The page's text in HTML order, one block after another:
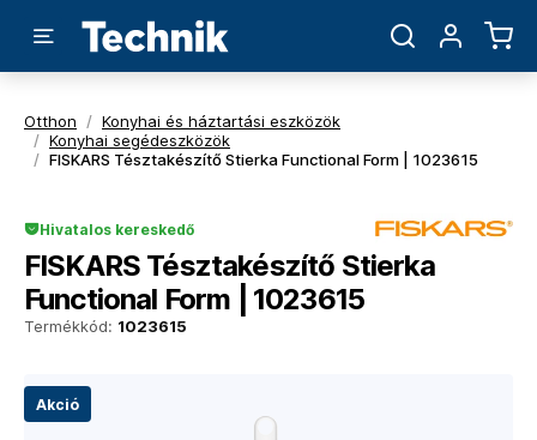
Otthon / Konyhai és háztartási eszközök
/ Konyhai segédeszközök
/ FISKARS Tésztakészítő Stierka Functional Form | 1023615
Akció
Termékkód: 1023615
Hivatalos kereskedő
FISKARS Tésztakészítő Stierka
Functional Form | 1023615